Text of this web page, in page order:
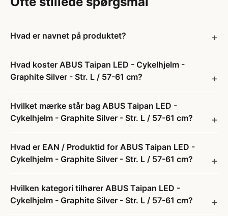
Hvad er navnet på produktet?
Hvad koster ABUS Taipan LED - Cykelhjelm -
Graphite Silver - Str. L / 57-61 cm?
Hvilket mærke står bag ABUS Taipan LED -
Cykelhjelm - Graphite Silver - Str. L / 57-61 cm?
Hvad er EAN / Produktid for ABUS Taipan LED -
Cykelhjelm - Graphite Silver - Str. L / 57-61 cm?
Hvilken kategori tilhører ABUS Taipan LED -
Cykelhjelm - Graphite Silver - Str. L / 57-61 cm?